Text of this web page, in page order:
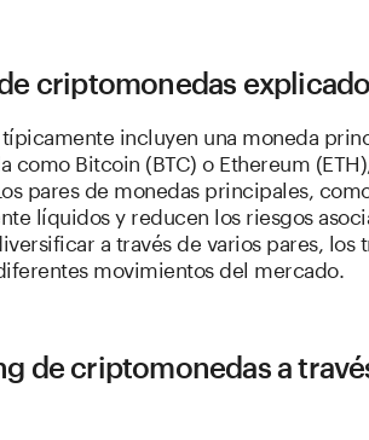
criptomonedas explicado
incluyen una moneda
Bitcoin (BTC) o Ethereum
pares de monedas principales,
líquidos y reducen los riesgos
a través de varios pares, los
movimientos del mercado.
de criptomonedas a